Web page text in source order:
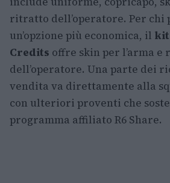
ritratto dell’operatore. Per chi
un’opzione più economica, il
Credits offre skin per l’arma
dell’operatore. Una parte dei
vendita va direttamente alla
con ulteriori proventi che
programma affiliato R6 Share.